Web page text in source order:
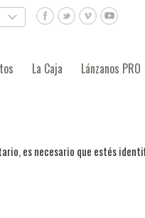
.
La Caja Lánzanos PRO
es necesario que estés